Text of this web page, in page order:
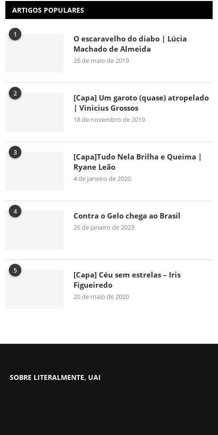
ARTIGOS POPULARES
1
O escaravelho do diabo | Lúcia
Machado de Almeida
26 de maio de 2019
2
[Capa] Um garoto (quase) atropelado
| Vinicius Grossos
18 de novembro de 2019
3
[Capa]Tudo Nela Brilha e Queima |
Ryane Leão
4 de janeiro de 2020
4 Contra o Gelo chega ao Brasil
26 de janeiro de 2023
5
[Capa] Céu sem estrelas – Iris
Figueiredo
20 de maio de 2020
SOBRE LITERALMENTE, UAI